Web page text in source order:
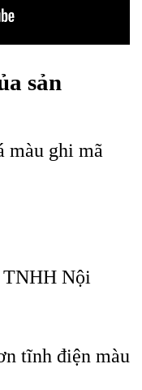
sản
màu ghi mã
TNHH Nội
tĩnh điện màu